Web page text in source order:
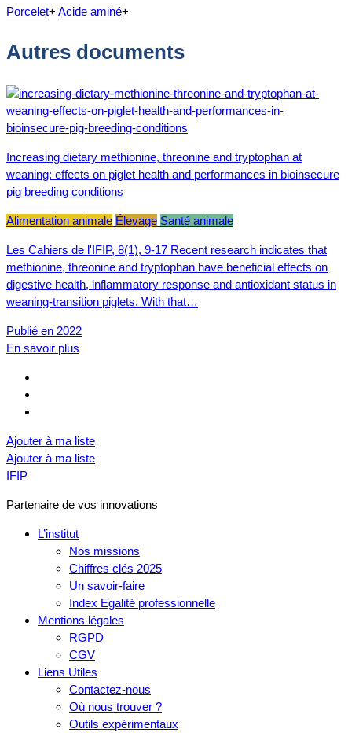
Porcelet+ Acide aminé+
Autres documents
Increasing dietary methionine, threonine and tryptophan at
weaning: effects on piglet health and performances in bioinsecure
pig breeding conditions
Alimentation animale Élevage Santé animale
Les Cahiers de l'IFIP, 8(1), 9-17 Recent research indicates that
methionine, threonine and tryptophan have beneficial effects on
digestive health, inflammatory response and antioxidant status in
weaning-transition piglets. With that…
Publié en 2022
En savoir plus
Ajouter à ma liste
Ajouter à ma liste
IFIP
Partenaire de vos innovations
L’institut
Nos missions
Chiffres clés 2025
Un savoir-faire
Index Egalité professionnelle
Mentions légales
RGPD
CGV
Liens Utiles
Contactez-nous
Où nous trouver ?
Outils expérimentaux